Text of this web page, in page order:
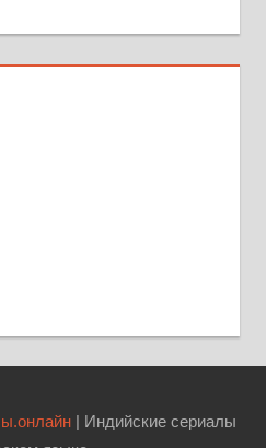
| Индийские сериалы